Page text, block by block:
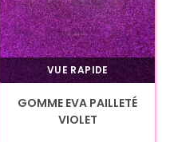
VUE RAPIDE
GOMME EVA PAILLETÉ
VIOLET